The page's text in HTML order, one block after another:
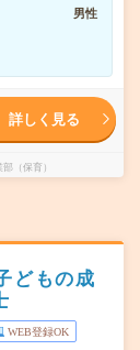
男性
詳しく見る
（保育）
どもの成
WEB登録OK